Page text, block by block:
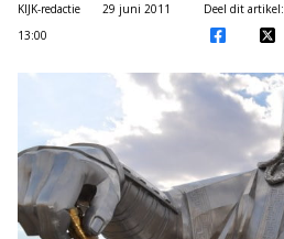
KIJK-redactie
29 juni 2011
13:00
Deel dit artikel: